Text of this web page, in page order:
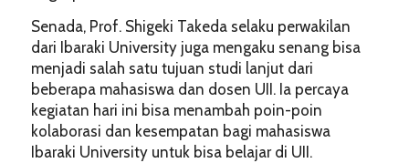
Senada, Prof. Shigeki Takeda selaku perwakilan
dari Ibaraki University juga mengaku senang bisa
menjadi salah satu tujuan studi lanjut dari
beberapa mahasiswa dan dosen UII. Ia percaya
kegiatan hari ini bisa menambah poin-poin
kolaborasi dan kesempatan bagi mahasiswa
Ibaraki University untuk bisa belajar di UII.